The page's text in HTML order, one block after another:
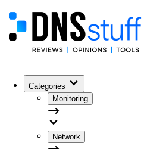
Categories
Monitoring
Network